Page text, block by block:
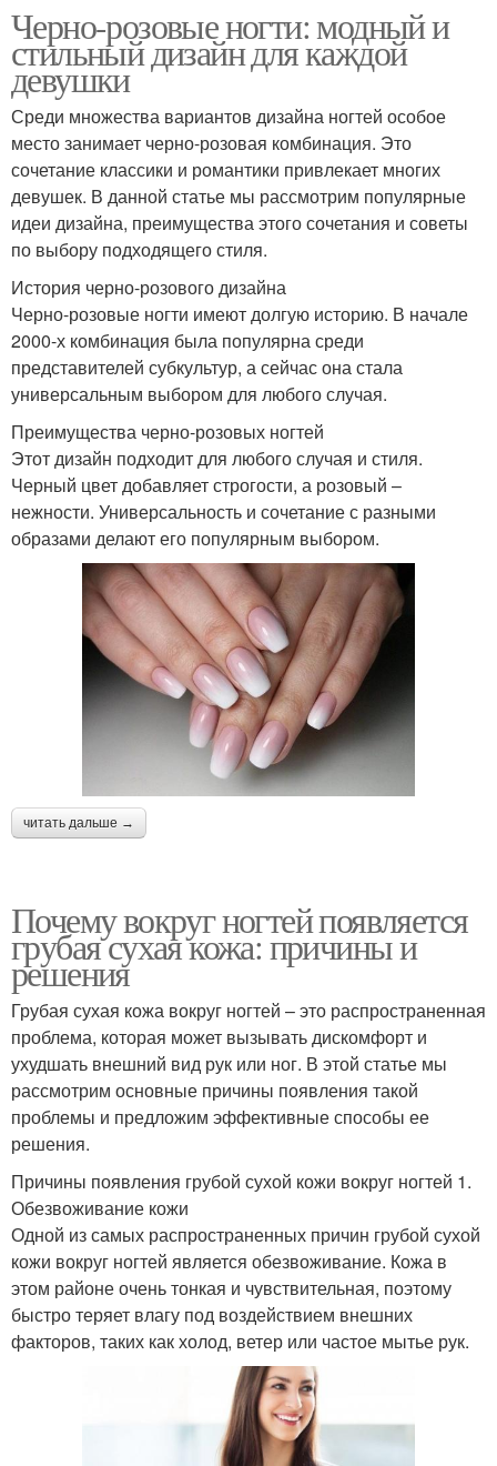
Черно-розовые ногти: модный и
стильный дизайн для каждой
девушки
Среди множества вариантов дизайна ногтей особое
место занимает черно-розовая комбинация. Это
сочетание классики и романтики привлекает многих
девушек. В данной статье мы рассмотрим популярные
идеи дизайна, преимущества этого сочетания и советы
по выбору подходящего стиля.
История черно-розового дизайна
Черно-розовые ногти имеют долгую историю. В начале
2000-х комбинация была популярна среди
представителей субкультур, а сейчас она стала
универсальным выбором для любого случая.
Преимущества черно-розовых ногтей
Этот дизайн подходит для любого случая и стиля.
Черный цвет добавляет строгости, а розовый –
нежности. Универсальность и сочетание с разными
образами делают его популярным выбором.
читать дальше →
Почему вокруг ногтей появляется
грубая сухая кожа: причины и
решения
Грубая сухая кожа вокруг ногтей – это распространенная
проблема, которая может вызывать дискомфорт и
ухудшать внешний вид рук или ног. В этой статье мы
рассмотрим основные причины появления такой
проблемы и предложим эффективные способы ее
решения.
Причины появления грубой сухой кожи вокруг ногтей 1.
Обезвоживание кожи
Одной из самых распространенных причин грубой сухой
кожи вокруг ногтей является обезвоживание. Кожа в
этом районе очень тонкая и чувствительная, поэтому
быстро теряет влагу под воздействием внешних
факторов, таких как холод, ветер или частое мытье рук.